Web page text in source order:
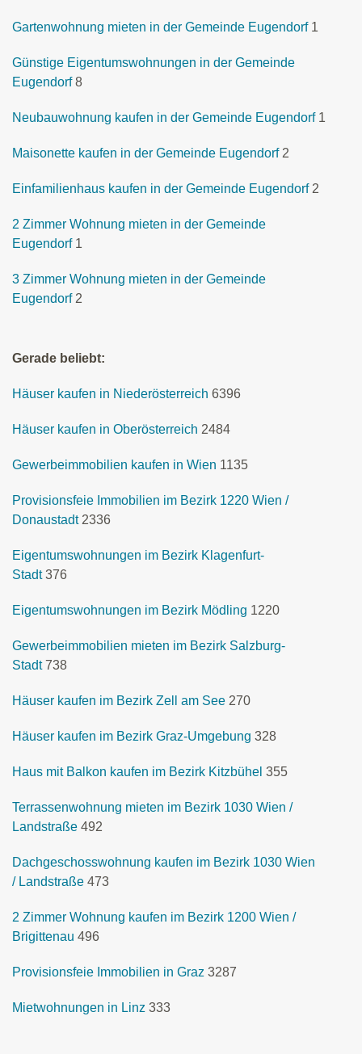
Gartenwohnung mieten in der Gemeinde Eugendorf 1
Günstige Eigentumswohnungen in der Gemeinde
Eugendorf 8
Neubauwohnung kaufen in der Gemeinde Eugendorf 1
Maisonette kaufen in der Gemeinde Eugendorf 2
Einfamilienhaus kaufen in der Gemeinde Eugendorf 2
2 Zimmer Wohnung mieten in der Gemeinde
Eugendorf 1
3 Zimmer Wohnung mieten in der Gemeinde
Eugendorf 2
Gerade beliebt:
Häuser kaufen in Niederösterreich 6396
Häuser kaufen in Oberösterreich 2484
Gewerbeimmobilien kaufen in Wien 1135
Provisionsfeie Immobilien im Bezirk 1220 Wien /
Donaustadt 2336
Eigentumswohnungen im Bezirk Klagenfurt-
Stadt 376
Eigentumswohnungen im Bezirk Mödling 1220
Gewerbeimmobilien mieten im Bezirk Salzburg-
Stadt 738
Häuser kaufen im Bezirk Zell am See 270
Häuser kaufen im Bezirk Graz-Umgebung 328
Haus mit Balkon kaufen im Bezirk Kitzbühel 355
Terrassenwohnung mieten im Bezirk 1030 Wien /
Landstraße 492
Dachgeschosswohnung kaufen im Bezirk 1030 Wien
/ Landstraße 473
2 Zimmer Wohnung kaufen im Bezirk 1200 Wien /
Brigittenau 496
Provisionsfeie Immobilien in Graz 3287
Mietwohnungen in Linz 333